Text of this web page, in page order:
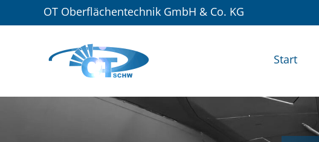
OT Oberflächentechnik GmbH & Co. KG
Start